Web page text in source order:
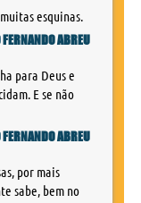
esquinas.
ABREU
para Deus e
E se não
ABREU
por mais
sabe, bem no